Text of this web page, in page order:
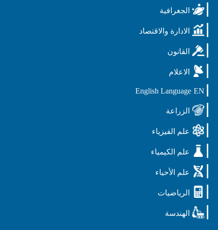
الجغرافية
الادارة والاقتصاد
القانون
الاعلام
EN
English Language
الزراعة
علم الفيزياء
علم الكيمياء
علم الأحياء
الرياضيات
الهندسة